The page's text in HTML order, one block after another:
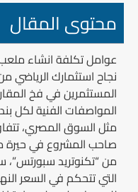
محتوى المقال
عوامل تكلفة انشاء ملعب
نجاح استثمارك الرياضي
المستثمرين في فخ
المواصفات الفنية لكل
مثل السوق المصري،
صاحب المشروع في حيرة
من “تكنوتريد
التي تتحكم في السعر